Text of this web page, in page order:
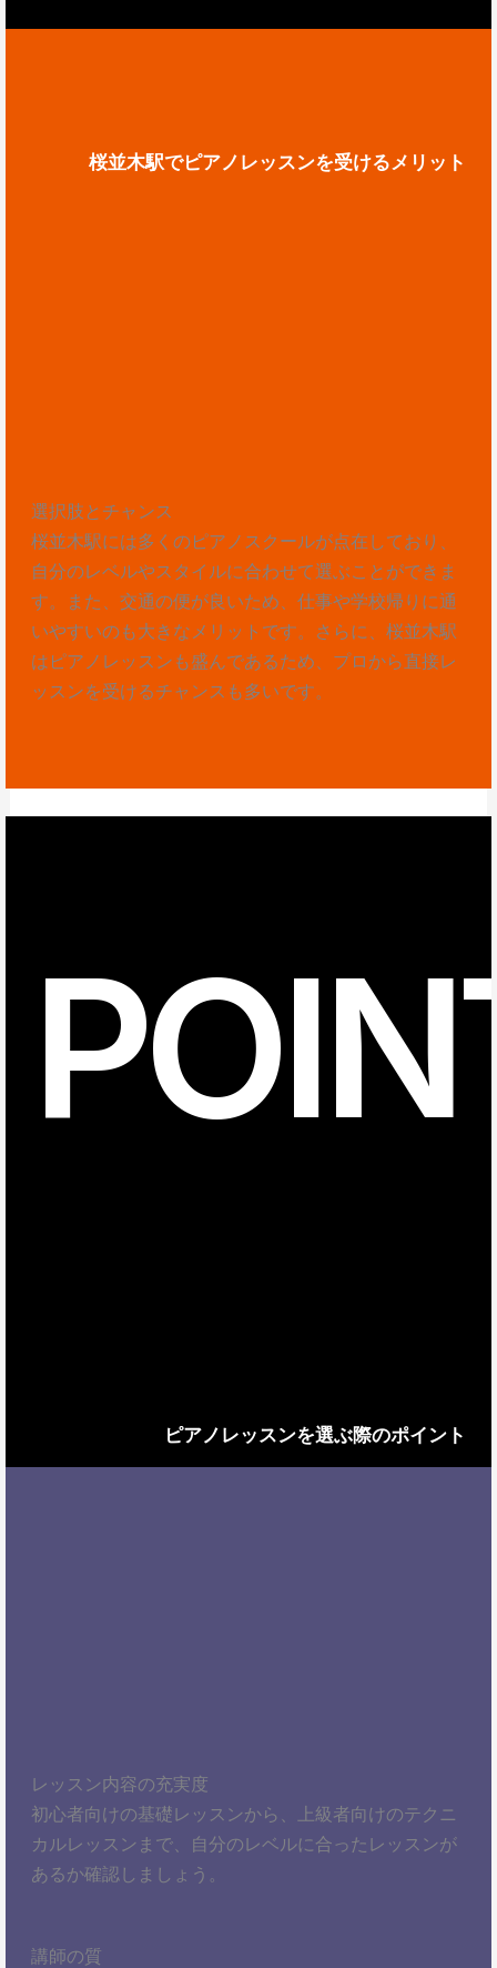
桜並木駅でピアノレッスンを受けるメリット
選択肢とチャンス
桜並木駅には多くのピアノスクールが点在しており、
自分のレベルやスタイルに合わせて選ぶことができま
す。また、交通の便が良いため、仕事や学校帰りに通
いやすいのも大きなメリットです。さらに、桜並木駅
はピアノレッスンも盛んであるため、プロから直接レ
ッスンを受けるチャンスも多いです。
ピアノレッスンを選ぶ際のポイント
レッスン内容の充実度
初心者向けの基礎レッスンから、上級者向けのテクニ
カルレッスンまで、自分のレベルに合ったレッスンが
あるか確認しましょう。
講師の質